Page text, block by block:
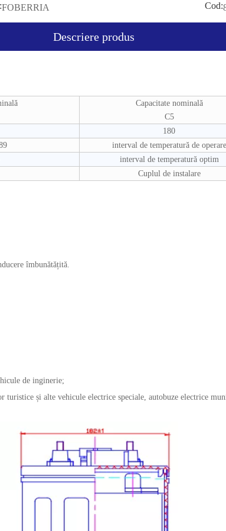
FOBERRIA Cod:
Descriere produs
Capacitate nominală
C5
180
interval de temperatură de operare
interval de temperatură optim
Cuplul de instalare
îmbunătățită.
de inginerie;
și alte vehicule electrice speciale, autobuze electrice